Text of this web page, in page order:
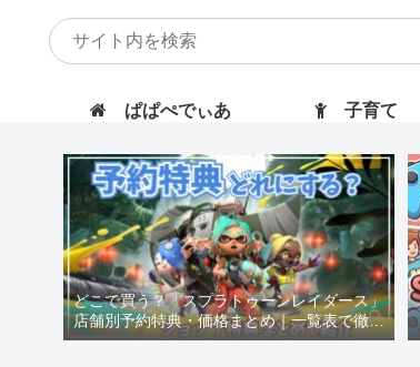
ぱぱぺでぃあ 子育て
どこで買う？「スプラトゥーンレイダース」
店舗別予約特典・価格まとめ｜一覧表で徹底
比較！